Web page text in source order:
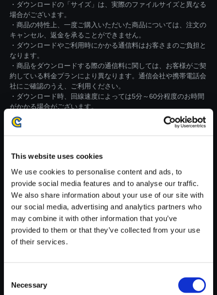
This website uses cookies
We use cookies to personalise content and ads, to
provide social media features and to analyse our traffic.
We also share information about your use of our site with
our social media, advertising and analytics partners who
may combine it with other information that you’ve
provided to them or that they’ve collected from your use
of their services.
Selection
Necessary
・ダウンロードの「サイズ」は、実際のファイルサイズと異なる
場合がございます。
・商品の特性上、一度ご購入いただいた商品については、注文の
キャンセル、返金を承ることができません。
・ダウンロードやご利用時にかかる通信料はお客さまのご負担と
なります。
・商品をダウンロードする際の通信料に関しては、お客様がご契
約している料金プランにより異なります。通信会社や携帯電話会
社にご確認のうえ、ご利用ください。
・ダウンロード時、回線速度によっては5分～60分程度のお時間
がかかる場合がございます。
※ご購入いただいたファイルのダウンロードの際には、通信環境
が安定しているWifi環境でお試しください。
【単曲】BIOHAZARD REVELA
TIONS Best Track Collection T
race of Riddles